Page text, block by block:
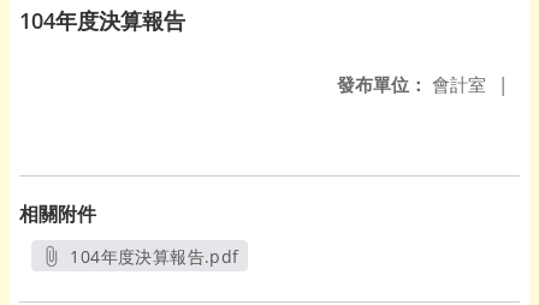
104年度決算報告
發布單位： 會計室 |
相關附件
104年度決算報告.pdf